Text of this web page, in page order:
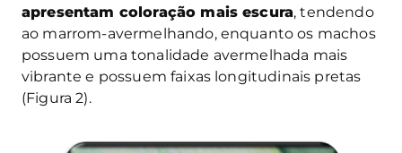
apresentam coloração mais escura, tendendo
ao marrom-avermelhando, enquanto os machos
possuem uma tonalidade avermelhada mais
vibrante e possuem faixas longitudinais pretas
(Figura 2).